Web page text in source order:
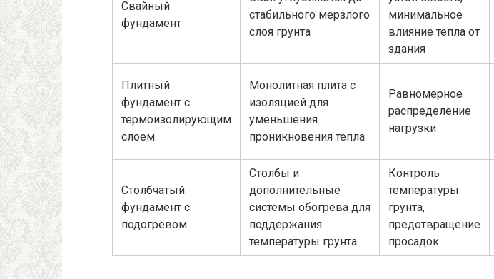
Свайный
фундамент
стабильного мерзлого
слоя грунта
минимальное
влияние тепла от
здания
Плитный
фундамент с
термоизолирующим
слоем
Монолитная плита с
изоляцией для
уменьшения
проникновения тепла
Равномерное
распределение
нагрузки
Столбчатый
фундамент с
подогревом
Столбы и
дополнительные
системы обогрева для
поддержания
температуры грунта
Контроль
температуры
грунта,
предотвращение
просадок